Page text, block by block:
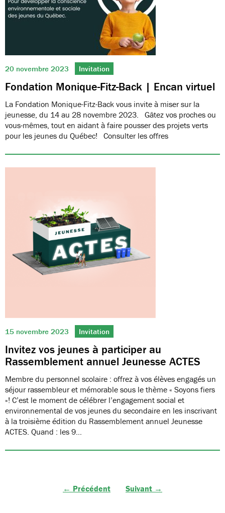
20 novembre 2023 Invitation
Fondation Monique-Fitz-Back | Encan virtuel
La Fondation Monique-Fitz-Back vous invite à miser sur la
jeunesse, du 14 au 28 novembre 2023. Gâtez vos proches ou
vous-mêmes, tout en aidant à faire pousser des projets verts
pour les jeunes du Québec! Consulter les offres
15 novembre 2023 Invitation
Invitez vos jeunes à participer au
Rassemblement annuel Jeunesse ACTES
Membre du personnel scolaire : offrez à vos élèves engagés un
séjour rassembleur et mémorable sous le thème « Soyons fiers
»! C’est le moment de célébrer l’engagement social et
environnemental de vos jeunes du secondaire en les inscrivant
à la troisième édition du Rassemblement annuel Jeunesse
ACTES. Quand : les 9…
← Précédent Suivant →